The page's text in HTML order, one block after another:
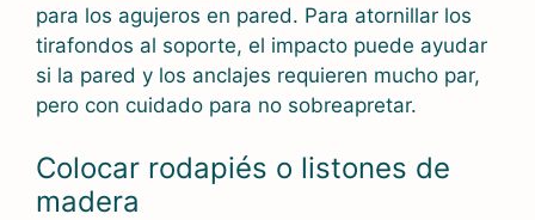
para los agujeros en pared. Para atornillar los
tirafondos al soporte, el impacto puede ayudar
si la pared y los anclajes requieren mucho par,
pero con cuidado para no sobreapretar.
Colocar rodapiés o listones de
madera